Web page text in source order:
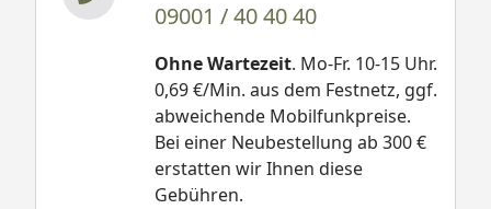
09001 / 40 40 40
Ohne Wartezeit. Mo-Fr. 10-15 Uhr.
0,69 €/Min. aus dem Festnetz, ggf.
abweichende Mobilfunkpreise.
Bei einer Neubestellung ab 300 €
erstatten wir Ihnen diese
Gebühren.